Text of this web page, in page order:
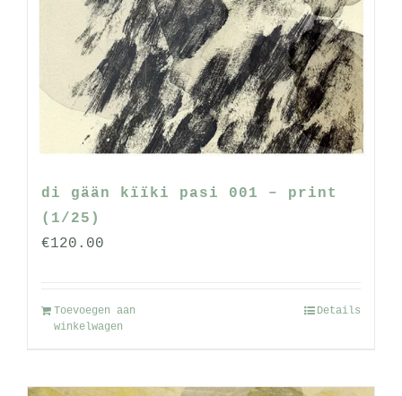
di gään kïïki pasi 001 – print
(1/25)
€120.00
Toevoegen aan
winkelwagen
Details